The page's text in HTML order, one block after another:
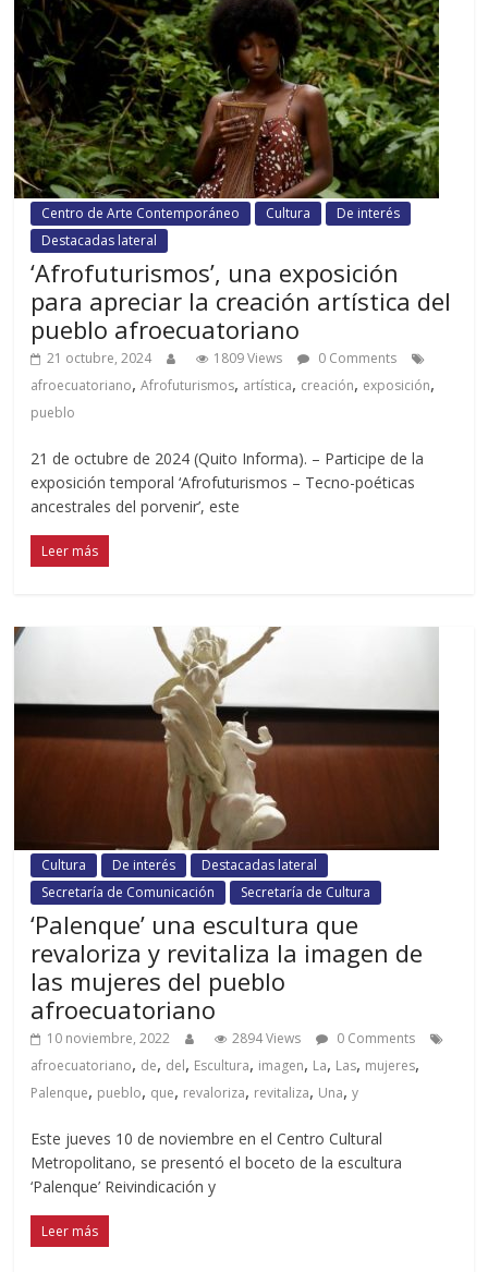
Centro de Arte Contemporáneo Cultura
De interés
Destacadas lateral
‘Afrofuturismos’, una exposición
para apreciar la creación artística del
pueblo afroecuatoriano
21 octubre, 2024 1809 Views
0 Comments
afroecuatoriano,Afrofuturismos, artística, creación, exposición,
pueblo
21 de octubre de 2024 (Quito Informa). – Participe de la
exposición temporal ‘Afrofuturismos – Tecno-poéticas
ancestrales del porvenir’, este
Leer más
Cultura De interés
Destacadas lateral
Secretaría de Comunicación
Secretaría de Cultura
‘Palenque’ una escultura que
revaloriza y revitaliza la imagen de
las mujeres del pueblo
afroecuatoriano
10 noviembre, 2022 2894 Views
0 Comments
afroecuatoriano, de, del, Escultura, imagen, La, Las, mujeres,
Palenque, pueblo, que, revaloriza, revitaliza, Una,y
Este jueves 10 de noviembre en el Centro Cultural
Metropolitano, se presentó el boceto de la escultura
‘Palenque’ Reivindicación y
Leer más